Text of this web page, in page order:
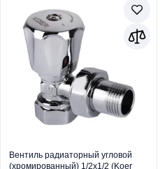
Тип изделия
Трубы и фитинги
PPR
Вид изделия
Вентиль
радиаторный
Назначение
Вентиль радиаторный угловой
(хромированный) 1/2x1/2 (Koer